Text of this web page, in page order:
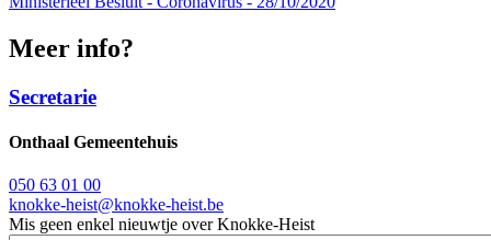
Meer info?
Secretarie
Onthaal Gemeentehuis
050 63 01 00
knokke-heist@knokke-heist.be
Mis geen enkel nieuwtje over Knokke-Heist